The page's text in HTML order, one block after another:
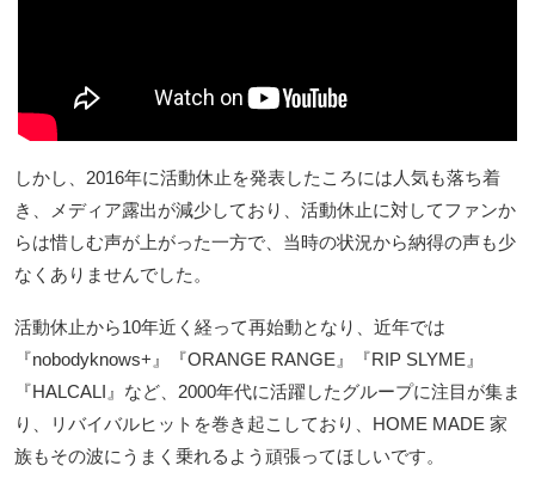
しかし、2016年に活動休止を発表したころには人気も落ち着
き、メディア露出が減少しており、活動休止に対してファンか
らは惜しむ声が上がった一方で、当時の状況から納得の声も少
なくありませんでした。
活動休止から10年近く経って再始動となり、近年では
『nobodyknows+』『ORANGE RANGE』『RIP SLYME』
『HALCALI』など、2000年代に活躍したグループに注目が集ま
り、リバイバルヒットを巻き起こしており、HOME MADE 家
族もその波にうまく乗れるよう頑張ってほしいです。